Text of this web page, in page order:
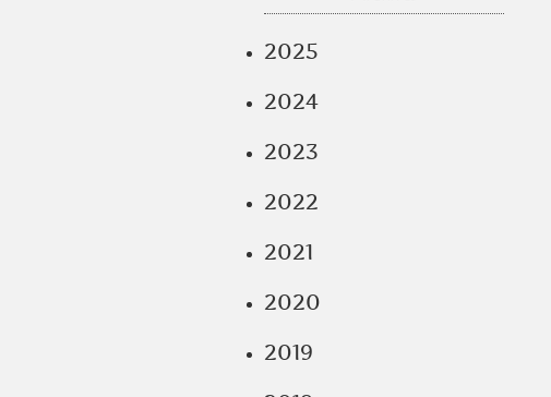
2025
2024
2023
2022
2021
2020
2019